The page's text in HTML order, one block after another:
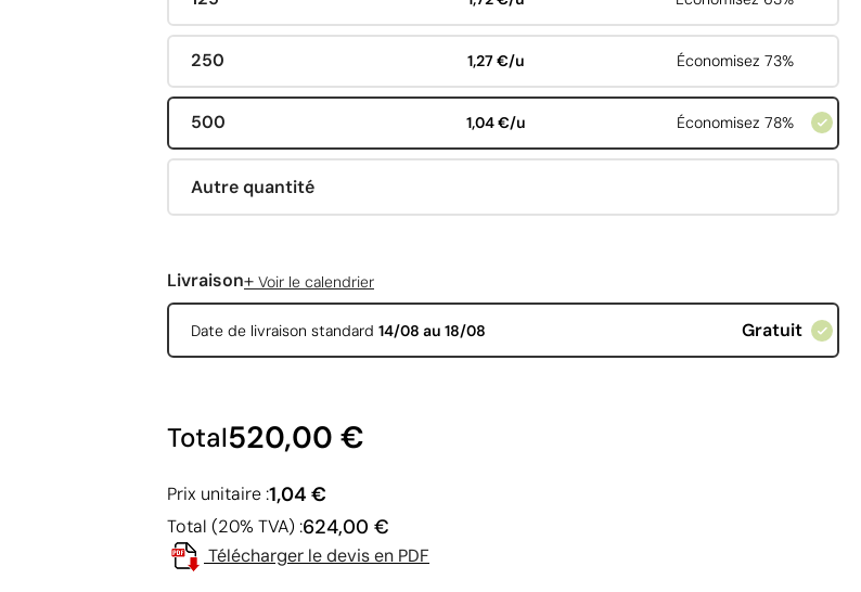
250 1,27 €/u Économisez 73%
500 1,04 €/u Économisez 78%
Autre quantité
Livraison+ Voir le calendrier
Date de livraison standard 14/08 au 18/08 Gratuit
Total520,00 €
Prix unitaire :1,04 €
Total (20% TVA) :624,00 €
Télécharger le devis en PDF